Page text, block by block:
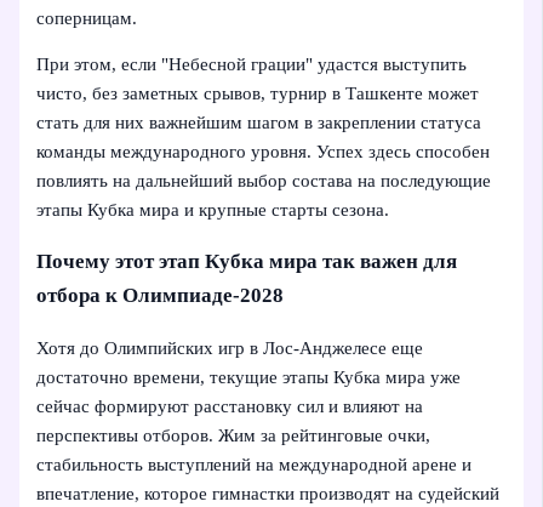
соперницам.
При этом, если "Небесной грации" удастся выступить
чисто, без заметных срывов, турнир в Ташкенте может
стать для них важнейшим шагом в закреплении статуса
команды международного уровня. Успех здесь способен
повлиять на дальнейший выбор состава на последующие
этапы Кубка мира и крупные старты сезона.
Почему этот этап Кубка мира так важен для
отбора к Олимпиаде-2028
Хотя до Олимпийских игр в Лос-Анджелесе еще
достаточно времени, текущие этапы Кубка мира уже
сейчас формируют расстановку сил и влияют на
перспективы отборов. Жим за рейтинговые очки,
стабильность выступлений на международной арене и
впечатление, которое гимнастки производят на судейский